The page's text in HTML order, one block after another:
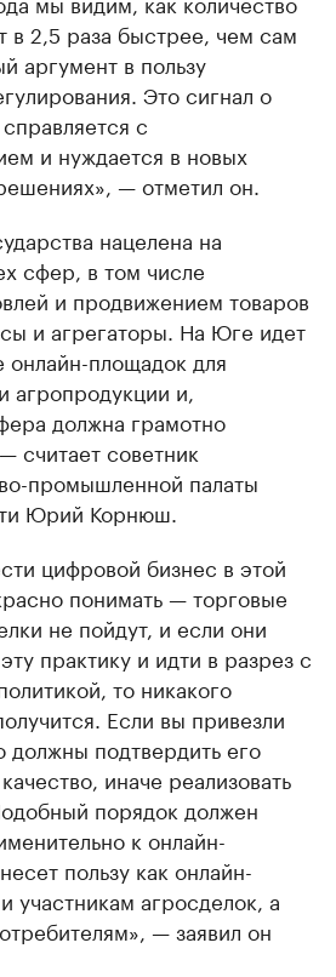
в 2,5 раза быстрее, чем сам
аргумент в пользу
Это сигнал о
с
и нуждается в новых
— отметил он.
нацелена на
сфер, в том числе
и продвижением товаров
и агрегаторы. На Юге идет
онлайн-площадок для
агропродукции и,
должна грамотно
считает советник
промышленной палаты
Юрий Корнюш.
цифровой бизнес в этой
понимать — торговые
не пойдут, и если они
практику и идти в разрез с
то никакого
Если вы привезли
должны подтвердить его
иначе реализовать
порядок должен
к онлайн-
пользу как онлайн-
участникам агросделок, а
— заявил он